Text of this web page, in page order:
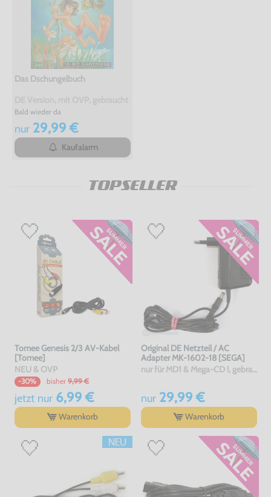
Das Dschungelbuch
Bald wieder da
nur29,99 €
Kaufalarm
TOPSELLER
Tomee Genesis 2/3 AV-Kabel
[Tomee]
NEU & OVP
-30% bisher 9,99 €
jetzt nur6,99 €
Warenkorb
Original DE Netzteil / AC
Adapter MK-1602-18 [SEGA]
nur für MD1 & Mega-CD !, gebraucht
nur29,99 €
Warenkorb